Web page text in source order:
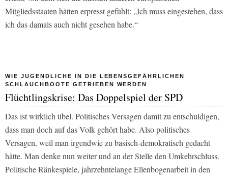
Mitgliedsstaaten hätten erpresst gefühlt: „Ich muss eingestehen, dass
ich das damals auch nicht gesehen habe.“
WIE JUGENDLICHE IN DIE LEBENSGEFÄHRLICHEN
SCHLAUCHBOOTE GETRIEBEN WERDEN
Flüchtlingskrise: Das Doppelspiel der SPD
Das ist wirklich übel. Politisches Versagen damit zu entschuldigen,
dass man doch auf das Volk gehört habe. Also politisches
Versagen, weil man irgendwie zu basisch-demokratisch gedacht
hätte. Man denke nun weiter und an der Stelle den Umkehrschluss.
Politische Ränkespiele, jahrzehntelange Ellenbogenarbeit in den